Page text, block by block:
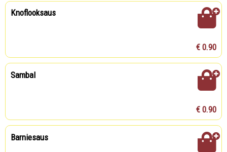
Knoflooksaus
€ 0.90
Sambal
€ 0.90
Barniesaus